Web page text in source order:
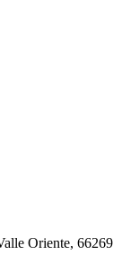
Oriente, 66269